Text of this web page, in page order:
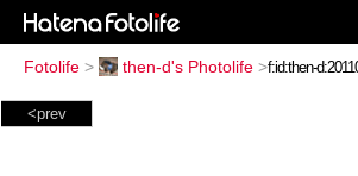
Fotolife > then-d's Photolife >
<prev